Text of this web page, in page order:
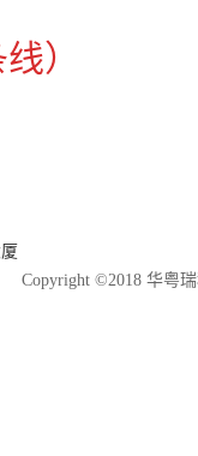
）
Copyright ©2018 华粤